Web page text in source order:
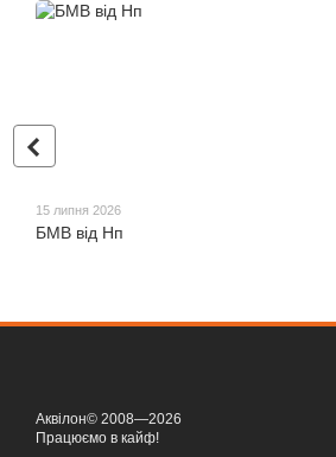
15 липня 2026
БМВ від Нп
Аквілон© 2008—2026
Працюємо в кайф!